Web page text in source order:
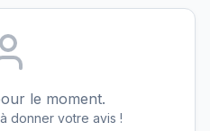
le moment.
donner votre avis !